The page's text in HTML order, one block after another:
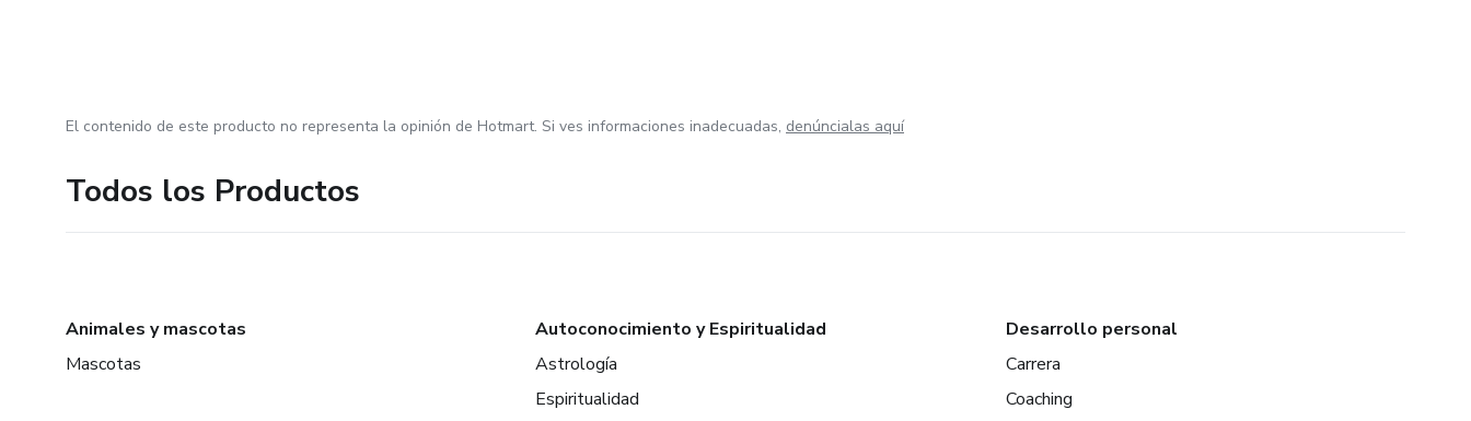
El contenido de este producto no representa la opinión de Hotmart. Si ves informaciones inadecuadas, denúncialas aquí
Todos los Productos
Animales y mascotas
Mascotas
Autoconocimiento y Espiritualidad
Astrología
Espiritualidad
Desarrollo personal
Carrera
Coaching